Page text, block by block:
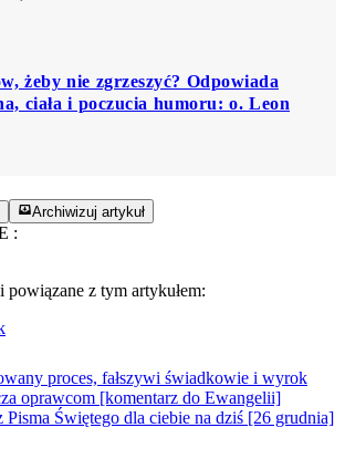
żeby nie zgrzeszyć? Odpowiada
ciała i poczucia humoru: o. Leon
Archiwizuj artykuł
:
powiązane z tym artykułem:
proces, fałszywi świadkowie i wyrok
oprawcom [komentarz do Ewangelii]
Pisma Świętego dla ciebie na dziś [26 grudnia]